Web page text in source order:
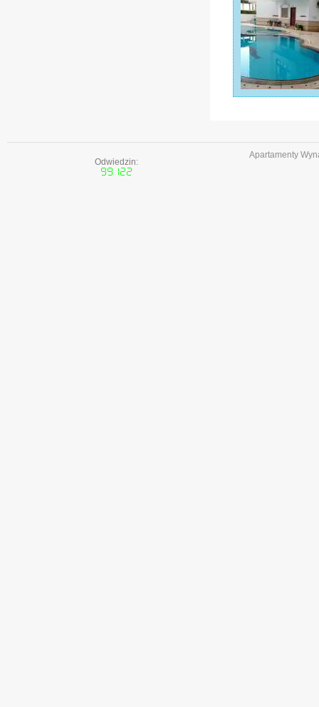
Odwiedzin:
Apartamenty